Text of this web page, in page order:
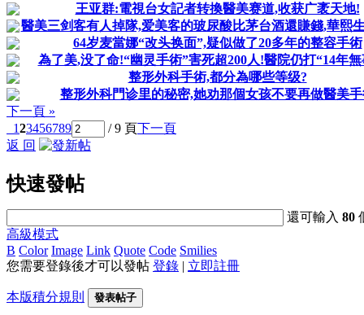
王亚群:電視台女記者转換醫美赛道,收获广袤天地!
醫美三剑客有人掉隊,爱美客的玻尿酸比茅台酒還賺錢,華熙
64岁麦當娜“改头换面”,疑似做了20多年的整容手術
為了美,没了命!“幽灵手術”害死超200人!醫院仍打“14年無
整形外科手術,都分為哪些等级?
整形外科門诊里的秘密,她劝那個女孩不要再做醫美
下一頁 »
123456789 / 9 頁下一頁
返 回
快速發帖
還可輸入80
高級模式
B Color Image Link Quote Code Smilies
您需要登錄後才可以發帖 登錄 | 立即註冊
本版積分規則 發表帖子